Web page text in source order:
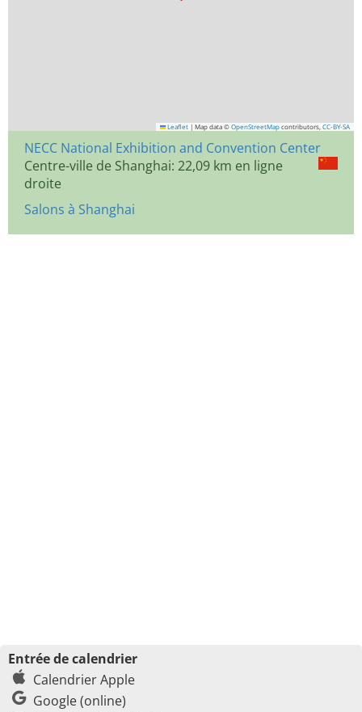
Leaflet | Map data © OpenStreetMap contributors, CC-BY-SA
NECC National Exhibition and Convention Center
Centre-ville de Shanghai: 22,09 km en ligne
droite
Salons à Shanghai
Entrée de calendrier
Calendrier Apple
Google (online)